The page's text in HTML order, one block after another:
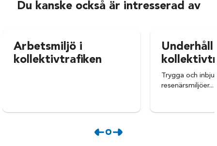
Du kanske också är intresserad av
Arbetsmiljö i
kollektivtrafiken
Underhåll
Trygga och
resenärsmiljöer...